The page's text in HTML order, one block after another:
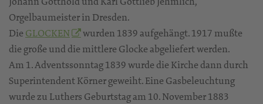
Orgelbaumeister in Dresden.
Die GLOCKEN
wurden 1839 aufgehängt. 1917 mußte
die große und die mittlere Glocke abgeliefert werden.
Am 1. Adventssonntag 1839 wurde die Kirche dann durch
Superintendent Körner geweiht. Eine Gasbeleuchtung
wurde zu Luthers Geburtstag am 10. November 1883